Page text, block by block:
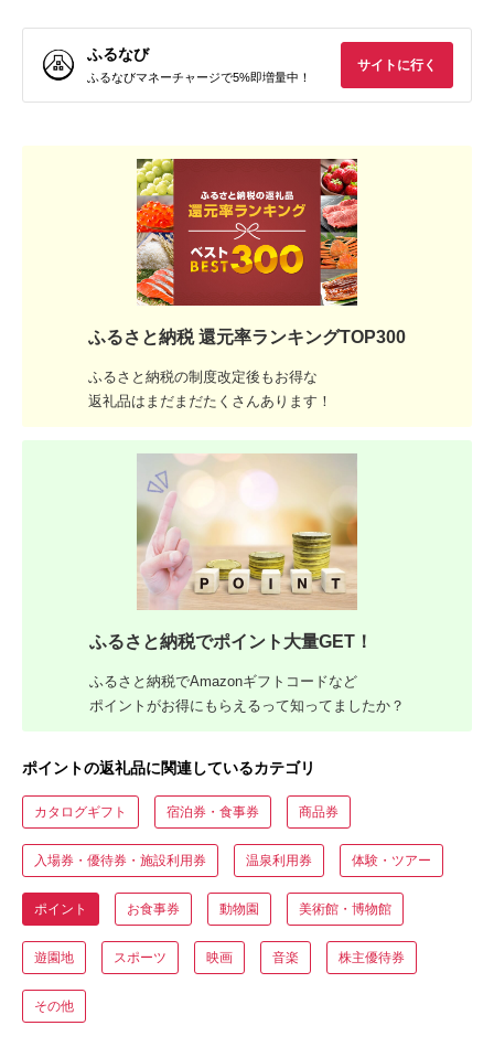
ふるなび
ふるなびマネーチャージで5%即増量中！
サイトに行く
ふるさと納税 還元率ランキングTOP300
ふるさと納税の制度改定後もお得な
返礼品はまだまだたくさんあります！
ふるさと納税でポイント大量GET！
ふるさと納税でAmazonギフトコードなど
ポイントがお得にもらえるって知ってましたか？
ポイントの返礼品に関連しているカテゴリ
カタログギフト 宿泊券・食事券 商品券
入場券・優待券・施設利用券 温泉利用券 体験・ツアー
ポイント お食事券 動物園 美術館・博物館
遊園地 スポーツ 映画 音楽 株主優待券
その他